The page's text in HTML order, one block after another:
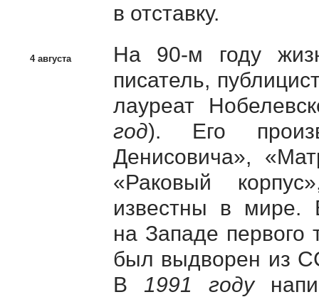
в отставку.
4 августа
На 90-м году
писатель,
лауреат
год). Его
Денисовича»,
«Раковый
известны в
на Западе первого
был выдворен из
В 1991 году